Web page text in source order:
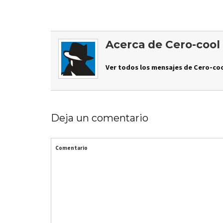
Acerca de Cero-cool
Ver todos los mensajes de Cero-
Deja un comentario
Comentario